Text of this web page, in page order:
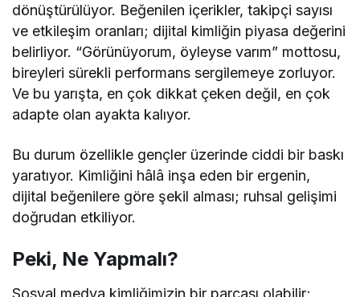
dönüştürülüyor. Beğenilen içerikler, takipçi sayısı
ve etkileşim oranları; dijital kimliğin piyasa değerini
belirliyor. “Görünüyorum, öyleyse varım” mottosu,
bireyleri sürekli performans sergilemeye zorluyor.
Ve bu yarışta, en çok dikkat çeken değil, en çok
adapte olan ayakta kalıyor.
Bu durum özellikle gençler üzerinde ciddi bir baskı
yaratıyor. Kimliğini hâlâ inşa eden bir ergenin,
dijital beğenilere göre şekil alması; ruhsal gelişimi
doğrudan etkiliyor.
Peki, Ne Yapmalı?
Sosyal medya kimliğimizin bir parçası olabilir;